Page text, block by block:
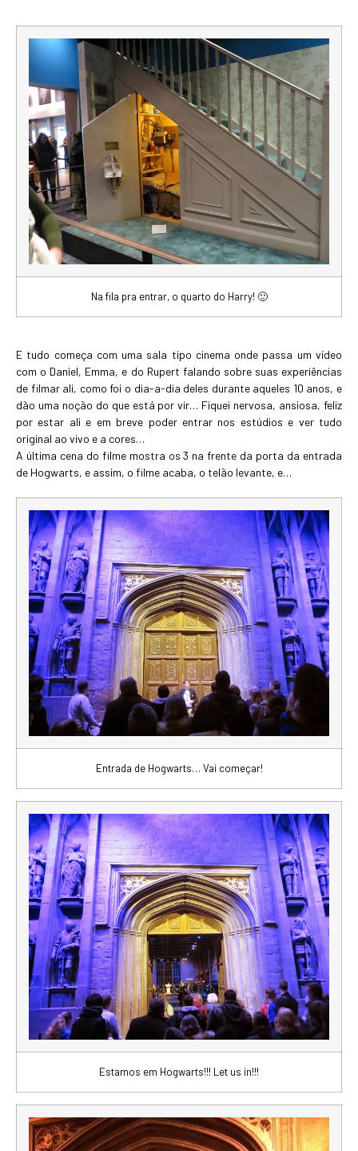
Na fila pra entrar, o quarto do Harry! 🙂
E tudo começa com uma sala tipo cinema onde passa um vídeo
com o Daniel, Emma, e do Rupert falando sobre suas experiências
de filmar ali, como foi o dia-a-dia deles durante aqueles 10 anos, e
dão uma noção do que está por vir… Fiquei nervosa, ansiosa, feliz
por estar ali e em breve poder entrar nos estúdios e ver tudo
original ao vivo e a cores…
A última cena do filme mostra os 3 na frente da porta da entrada
de Hogwarts, e assim, o filme acaba, o telão levante, e…
Entrada de Hogwarts… Vai começar!
Estamos em Hogwarts!!! Let us in!!!